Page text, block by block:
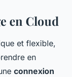
en Cloud
et flexible,
en
connexion